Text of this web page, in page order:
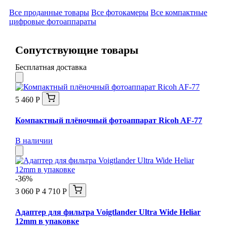
Все проданные товары Все фотокамеры Все компактные
цифровые фотоаппараты
Сопутствующие товары
Бесплатная доставка
5 460 Р
Компактный плёночный фотоаппарат Ricoh AF-77
В наличии
-36%
3 060 Р 4 710 Р
Адаптер для фильтра Voigtlander Ultra Wide Heliar
12mm в упаковке